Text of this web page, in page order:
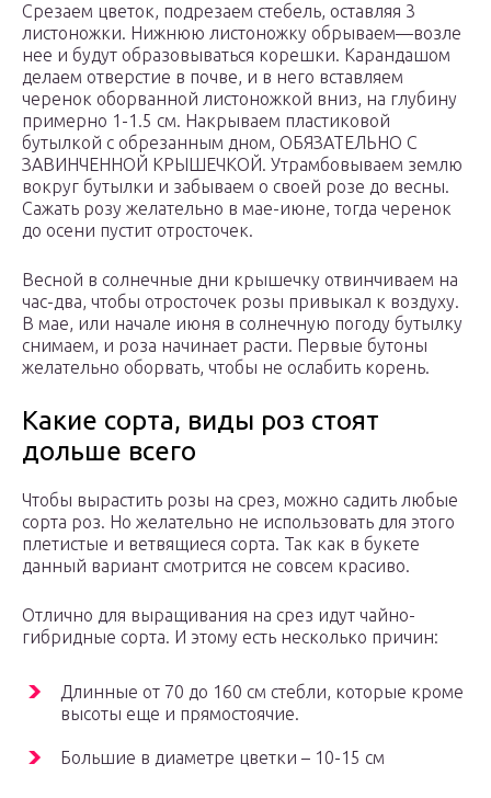
Срезаем цветок, подрезаем стебель, оставляя 3
листоножки. Нижнюю листоножку обрываем—возле
нее и будут образовываться корешки. Карандашом
делаем отверстие в почве, и в него вставляем
черенок оборванной листоножкой вниз, на глубину
примерно 1-1.5 см. Накрываем пластиковой
бутылкой с обрезанным дном, ОБЯЗАТЕЛЬНО С
ЗАВИНЧЕННОЙ КРЫШЕЧКОЙ. Утрамбовываем землю
вокруг бутылки и забываем о своей розе до весны.
Сажать розу желательно в мае-июне, тогда черенок
до осени пустит отросточек.
Весной в солнечные дни крышечку отвинчиваем на
час-два, чтобы отросточек розы привыкал к воздуху.
В мае, или начале июня в солнечную погоду бутылку
снимаем, и роза начинает расти. Первые бутоны
желательно оборвать, чтобы не ослабить корень.
Какие сорта, виды роз стоят
дольше всего
Чтобы вырастить розы на срез, можно садить любые
сорта роз. Но желательно не использовать для этого
плетистые и ветвящиеся сорта. Так как в букете
данный вариант смотрится не совсем красиво.
Отлично для выращивания на срез идут чайно-
гибридные сорта. И этому есть несколько причин:
Длинные от 70 до 160 см стебли, которые кроме
высоты еще и прямостоячие.
Большие в диаметре цветки – 10-15 см